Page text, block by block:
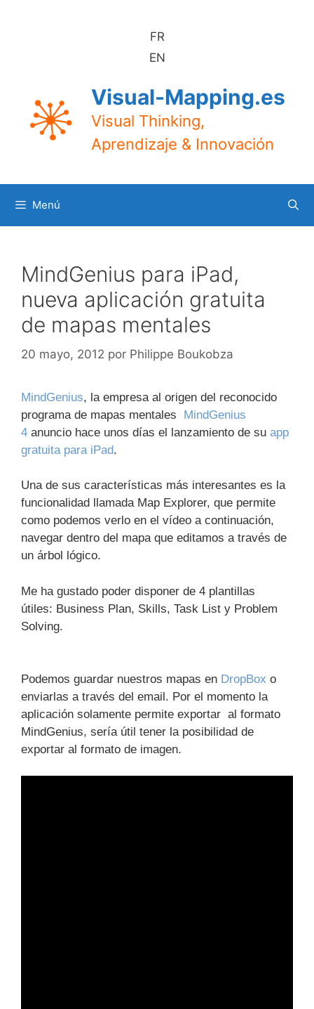
FR
EN
Visual-Mapping.es
Visual Thinking,
Aprendizaje & Innovación
Menú
MindGenius para iPad,
nueva aplicación gratuita
de mapas mentales
20 mayo, 2012 por Philippe Boukobza
MindGenius, la empresa al origen del reconocido
programa de mapas mentales MindGenius
4 anuncio hace unos días el lanzamiento de su app
gratuita para iPad.
Una de sus características más interesantes es la
funcionalidad llamada Map Explorer, que permite
como podemos verlo en el vídeo a continuación,
navegar dentro del mapa que editamos a través de
un árbol lógico.
Me ha gustado poder disponer de 4 plantillas
útiles: Business Plan, Skills, Task List y Problem
Solving.
Podemos guardar nuestros mapas en DropBox o
enviarlas a través del email. Por el momento la
aplicación solamente permite exportar al formato
MindGenius, sería útil tener la posibilidad de
exportar al formato de imagen.